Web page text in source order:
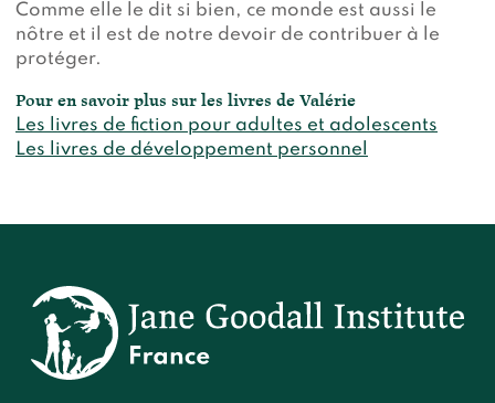
Comme elle le dit si bien, ce monde est aussi le
nôtre et il est de notre devoir de contribuer à le
protéger.
Pour en savoir plus sur les livres de Valérie
Les livres de fiction pour adultes et adolescents
Les livres de développement personnel